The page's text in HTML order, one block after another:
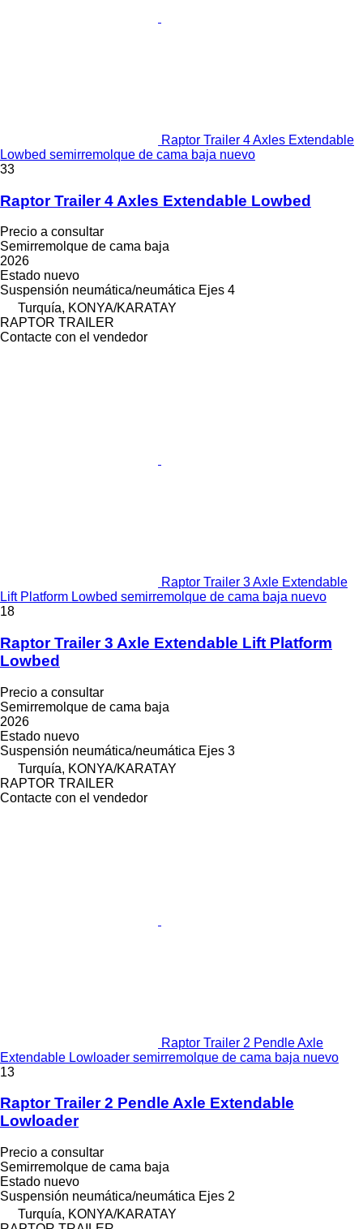
Raptor Trailer 4 Axles Extendable
Lowbed semirremolque de cama baja nuevo
33
Raptor Trailer 4 Axles Extendable Lowbed
Precio a consultar
Semirremolque de cama baja
2026
Estado nuevo
Suspensión neumática/neumática Ejes 4
Turquía, KONYA/KARATAY
RAPTOR TRAILER
Contacte con el vendedor
Raptor Trailer 3 Axle Extendable
Lift Platform Lowbed semirremolque de cama baja nuevo
18
Raptor Trailer 3 Axle Extendable Lift Platform
Lowbed
Precio a consultar
Semirremolque de cama baja
2026
Estado nuevo
Suspensión neumática/neumática Ejes 3
Turquía, KONYA/KARATAY
RAPTOR TRAILER
Contacte con el vendedor
Raptor Trailer 2 Pendle Axle
Extendable Lowloader semirremolque de cama baja nuevo
13
Raptor Trailer 2 Pendle Axle Extendable
Lowloader
Precio a consultar
Semirremolque de cama baja
Estado nuevo
Suspensión neumática/neumática Ejes 2
Turquía, KONYA/KARATAY